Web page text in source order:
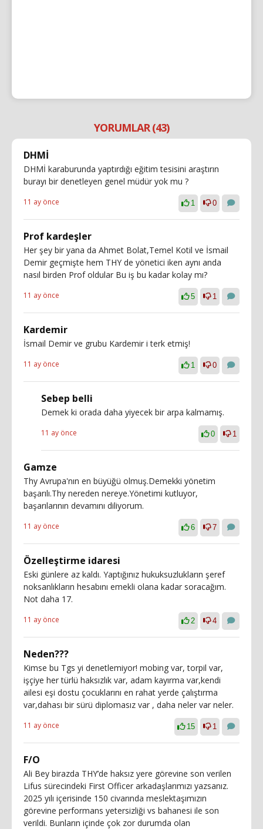
YORUMLAR (43)
DHMİ
DHMİ karaburunda yaptırdığı eğitim tesisini araştırın
burayı bir denetleyen genel müdür yok mu ?
11 ay önce 1 0
Prof kardeşler
Her şey bir yana da Ahmet Bolat,Temel Kotil ve İsmail
Demir geçmişte hem THY de yönetici iken aynı anda
nasıl birden Prof oldular Bu iş bu kadar kolay mı?
11 ay önce 5 1
Kardemir
İsmail Demir ve grubu Kardemir i terk etmiş!
11 ay önce 1 0
Sebep belli
Demek ki orada daha yiyecek bir arpa kalmamış.
11 ay önce 0 1
Gamze
Thy Avrupa'nın en büyüğü olmuş.Demekki yönetim
başarılı.Thy nereden nereye.Yönetimi kutluyor,
başarılarının devamını diliyorum.
11 ay önce 6 7
Özelleştirme idaresi
Eski günlere az kaldı. Yaptığınız hukuksuzlukların şeref
noksanlıkların hesabını emekli olana kadar soracağım.
Not daha 17.
11 ay önce 2 4
Neden???
Kimse bu Tgs yi denetlemiyor! mobing var, torpil var,
işçiye her türlü haksızlık var, adam kayırma var,kendi
ailesi eşi dostu çocuklarını en rahat yerde çalıştırma
var,dahası bir sürü diplomasız var , daha neler var neler.
11 ay önce 15 1
F/O
Ali Bey birazda THY’de haksız yere görevine son verilen
Lifus sürecindeki First Officer arkadaşlarımızı yazsanız.
2025 yılı içerisinde 150 civarında meslektaşımızın
görevine performans yetersizliği vs bahanesi ile son
verildi. Bunların içinde çok zor durumda olan